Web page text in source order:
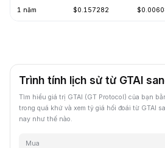
1 năm $0.157282
Trình tính lịch sử từ GTAI
Tìm hiểu giá trị GTAI (GT Protocol) của bạn
trong quá khứ và xem tỷ giá hối đoái từ GTAI
nay như thế nào.
Mua